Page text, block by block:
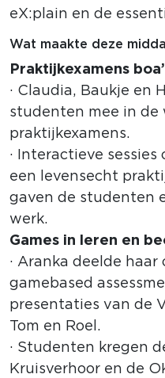
eX:plain en de
Wat maakte deze
Praktijkexamens
· Claudia, Baukje en
studenten mee in de
praktijkexamens.
· Interactieve
een levensecht
gaven de studenten
werk.
Games in leren en
· Aranka deelde
gamebased
presentaties van de
Tom en Roel.
· Studenten kregen
Kruisverhoor en de